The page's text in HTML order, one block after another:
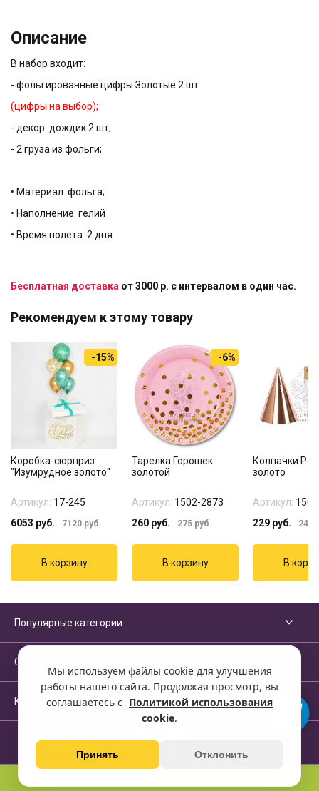
Мы используем файлы cookie для улучшения
работы нашего сайта. Продолжая просмотр, вы
соглашаетесь с Политикой использования
cookie.
Принять Отклонить
Описание
В набор входит:
- фольгированные цифры Золотые 2 шт
(цифры на выбор);
- декор: дождик 2 шт;
- 2 груза из фольги;
• Материал: фольга;
• Наполнение: гелий
• Время полета: 2 дня
Бесплатная доставка от 3000 р. с интервалом в один час.
Рекомендуем к этому товару
-15%
Коробка-сюрприз
"Изумрудное золото"
Артикул: 17-245
6053 руб. 7120руб.
-6%
Тарелка Горошек
золотой
Артикул: 1502-2873
260 руб. 275руб.
Колпачки
золото
Артикул:
229 руб. 245
Популярные категории
Сервисы и помощь
Компания